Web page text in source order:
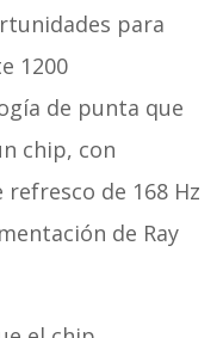
para
1200
de punta que
chip, con
de 168 Hz
de Ray